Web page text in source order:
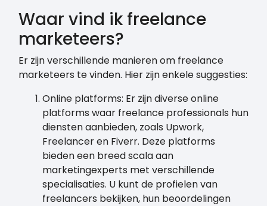
Waar vind ik freelance
marketeers?
Er zijn verschillende manieren om freelance
marketeers te vinden. Hier zijn enkele suggesties:
Online platforms: Er zijn diverse online
platforms waar freelance professionals hun
diensten aanbieden, zoals Upwork,
Freelancer en Fiverr. Deze platforms
bieden een breed scala aan
marketingexperts met verschillende
specialisaties. U kunt de profielen van
freelancers bekijken, hun beoordelingen